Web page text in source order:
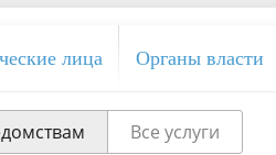
лица Органы власти
Все услуги